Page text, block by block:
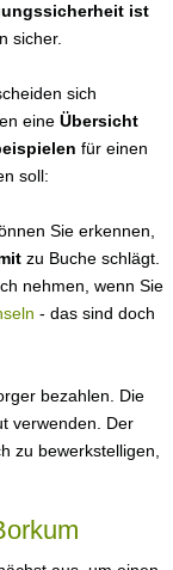
ist
sicher.
sich
eine Übersicht
für einen
soll:
Sie erkennen,
zu Buche schlägt.
nehmen, wenn Sie
- das sind doch
bezahlen. Die
verwenden. Der
zu bewerkstelligen,